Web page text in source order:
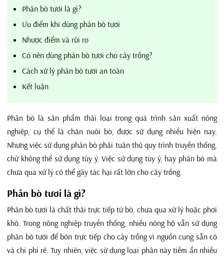
Phân bò tươi là gì?
Ưu điểm khi dùng phân bò tươi
Nhược điểm và rủi ro
Có nên dùng phân bò tươi cho cây trồng?
Cách xử lý phân bò tươi an toàn
Kết luận
Phân bò là sản phẩm thải loại trong quá trình sản xuất nông
nghiệp, cụ thể là chăn nuôi bò, được sử dụng nhiều hiện nay.
Nhưng việc sử dụng phân bò phải tuân thủ quy trình truyền thống,
chứ không thể sử dụng tùy ý. Việc sử dụng tùy ý, hay phân bò mà
chưa qua xử lý có thể gây tác hại rất lớn cho cây trồng.
Phân bò tươi là gì?
Phân bò tươi là chất thải trực tiếp từ bò, chưa qua xử lý hoặc phơi
khô. Trong nông nghiệp truyền thống, nhiều nông hộ vẫn sử dụng
phân bò tươi để bón trực tiếp cho cây trồng vì nguồn cung sẵn có
và chi phí rẻ. Tuy nhiên, việc sử dụng loại phân này tiềm ẩn nhiều